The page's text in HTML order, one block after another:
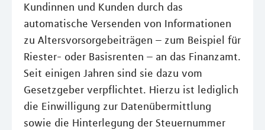
Kundinnen und Kunden durch das
automatische Versenden von Informationen
zu Altersvorsorgebeiträgen – zum Beispiel für
Riester- oder Basisrenten – an das Finanzamt.
Seit einigen Jahren sind sie dazu vom
Gesetzgeber verpflichtet. Hierzu ist lediglich
die Einwilligung zur Datenübermittlung
sowie die Hinterlegung der Steuernummer